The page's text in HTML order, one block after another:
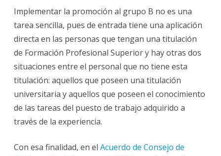
Implementar la promoción al grupo B no es una
tarea sencilla, pues de entrada tiene una aplicación
directa en las personas que tengan una titulación
de Formación Profesional Superior y hay otras dos
situaciones entre el personal que no tiene esta
titulación: aquellos que poseen una titulación
universitaria y aquellos que poseen el conocimiento
de las tareas del puesto de trabajo adquirido a
través de la experiencia.
Con esa finalidad, en el Acuerdo de Consejo de